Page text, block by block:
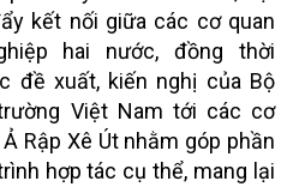
kết nối giữa các cơ quan
hai nước, đồng thời
đề xuất, kiến nghị của Bộ
Việt Nam tới các cơ
Rập Xê Út nhằm góp phần
hợp tác cụ thể, mang lại